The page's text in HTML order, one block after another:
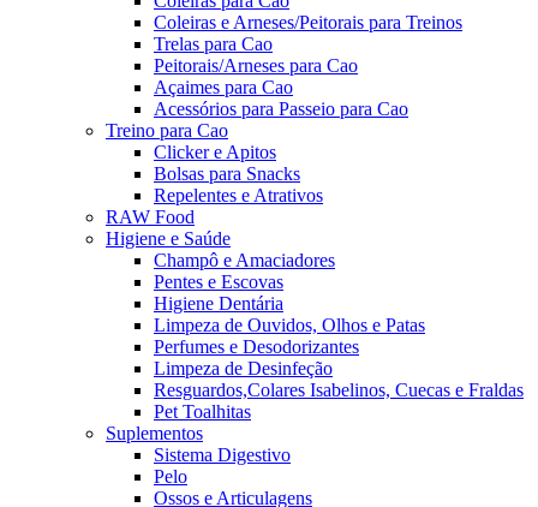
Coleiras e Arneses/Peitorais para Treinos
Trelas para Cao
Peitorais/Arneses para Cao
Açaimes para Cao
Acessórios para Passeio para Cao
Treino para Cao
Clicker e Apitos
Bolsas para Snacks
Repelentes e Atrativos
RAW Food
Higiene e Saúde
Champô e Amaciadores
Pentes e Escovas
Higiene Dentária
Limpeza de Ouvidos, Olhos e Patas
Perfumes e Desodorizantes
Limpeza de Desinfeção
Resguardos,Colares Isabelinos, Cuecas e Fraldas
Pet Toalhitas
Suplementos
Sistema Digestivo
Pelo
Ossos e Articulagens